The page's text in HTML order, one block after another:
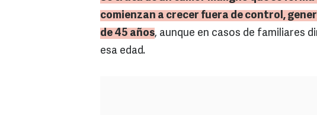
comienzan a crecer fuera de control,
de 45 años, aunque en casos de familiares
esa edad.